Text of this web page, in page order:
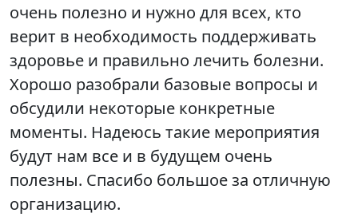
очень полезно и нужно для всех, кто
верит в необходимость поддерживать
здоровье и правильно лечить болезни.
Хорошо разобрали базовые вопросы и
обсудили некоторые конкретные
моменты. Надеюсь такие мероприятия
будут нам все и в будущем очень
полезны. Спасибо большое за отличную
организацию.